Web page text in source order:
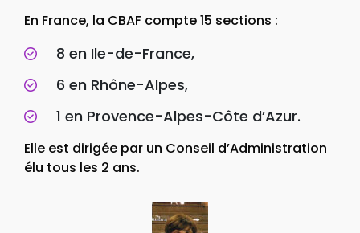
En France, la CBAF compte 15 sections :
8 en Ile-de-France,
6 en Rhône-Alpes,
1 en Provence-Alpes-Côte d’Azur.
Elle est dirigée par un Conseil d’Administration
élu tous les 2 ans.